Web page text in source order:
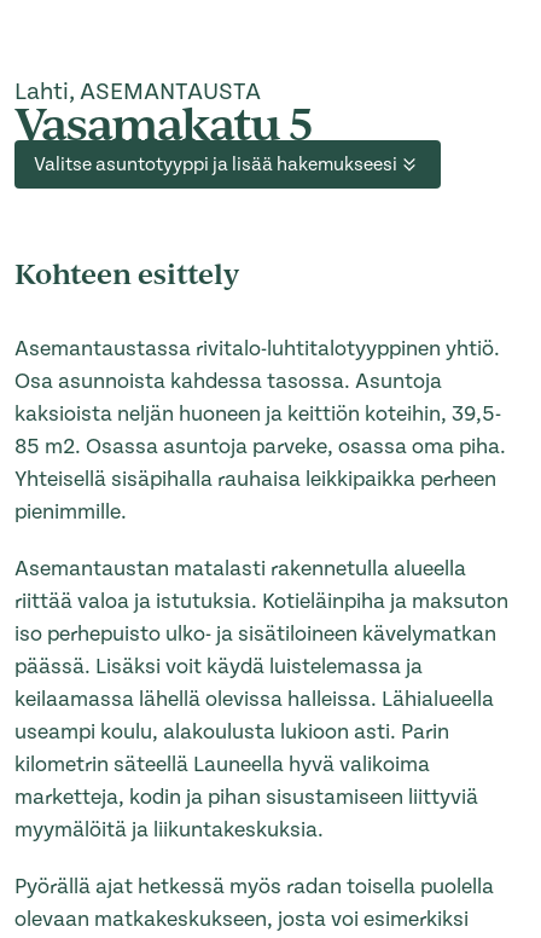
Lahti, ASEMANTAUSTA
Vasamakatu 5
Valitse asuntotyyppi ja lisää hakemukseesi
Kohteen esittely
Asemantaustassa rivitalo-luhtitalotyyppinen yhtiö.
Osa asunnoista kahdessa tasossa. Asuntoja
kaksioista neljän huoneen ja keittiön koteihin, 39,5-
85 m2. Osassa asuntoja parveke, osassa oma piha.
Yhteisellä sisäpihalla rauhaisa leikkipaikka perheen
pienimmille.
Asemantaustan matalasti rakennetulla alueella
riittää valoa ja istutuksia. Kotieläinpiha ja maksuton
iso perhepuisto ulko- ja sisätiloineen kävelymatkan
päässä. Lisäksi voit käydä luistelemassa ja
keilaamassa lähellä olevissa halleissa. Lähialueella
useampi koulu, alakoulusta lukioon asti. Parin
kilometrin säteellä Launeella hyvä valikoima
marketteja, kodin ja pihan sisustamiseen liittyviä
myymälöitä ja liikuntakeskuksia.
Pyörällä ajat hetkessä myös radan toisella puolella
olevaan matkakeskukseen, josta voi esimerkiksi